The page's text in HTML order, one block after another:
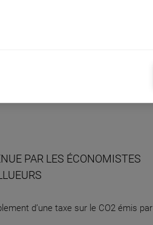
PAR LES ÉCONOMISTES
d’une taxe sur le CO2 émis par